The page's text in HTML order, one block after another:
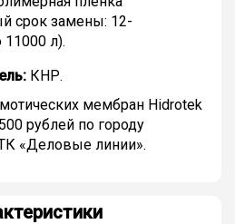
срок замены: 12-
л).
КНР.
мембран Hidrotek
рублей по городу
«Деловые линии».